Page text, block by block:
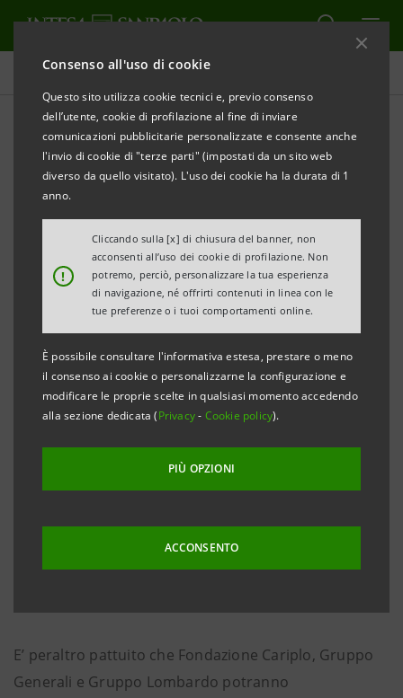
Consenso all'uso di cookie
Questo sito utilizza cookie tecnici e, previo consenso
dell’utente, cookie di profilazione al fine di inviare
comunicazioni pubblicitarie personalizzate e consente anche
l'invio di cookie di "terze parti" (impostati da un sito web
diverso da quello visitato). L'uso dei cookie ha la durata di 1
anno.
!
Cliccando sulla [x] di chiusura del banner, non
acconsenti all’uso dei cookie di profilazione. Non
potremo, perciò, personalizzare la tua esperienza
di navigazione, né offrirti contenuti in linea con le
tue preferenze o i tuoi comportamenti online.
È possibile consultare l'informativa estesa, prestare o meno
il consenso ai cookie o personalizzarne la configurazione e
modificare le proprie scelte in qualsiasi momento accedendo
alla sezione dedicata (Privacy- Cookie policy).
PIÙ OPZIONI
ACCONSENTO
Comunicati stampa
STAMPA AGGIORNA
Milano, 03 maggio 2005
In data odierna è stato sottoscritto da tutti i
Partecipanti il testo, aggiornato e con alcune
modifiche, del Patto di Sindacato di Banca Intesa che
resterà in vigore sino al 15 aprile 2008.
Per quanto attiene alle quote sindacate, risulta che
ad oggi le azioni complessivamente sindacate sono
pari al 40,23% delle azioni ordinarie, ripartite come
- Crédit Agricole 18,00%
- Gruppo Generali 5,76%
- Gruppo Lombardo 3,12%
E’ peraltro pattuito che Fondazione Cariplo, Gruppo
Generali e Gruppo Lombardo potranno